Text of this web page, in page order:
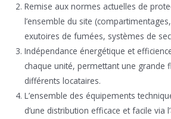
Remise aux normes actuelles de
l’ensemble du site
exutoires de fumées, systèmes de
Indépendance énergétique et
chaque unité, permettant une grande
différents locataires.
L’ensemble des équipements
d’une distribution efficace et facile via